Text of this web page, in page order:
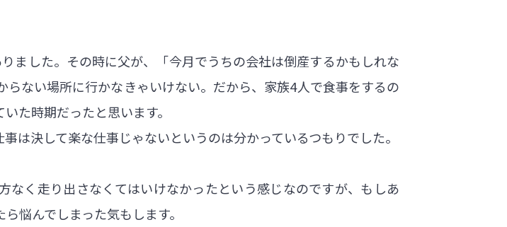
ました。その時に父が、「今月でうちの会社は倒産するかもしれな
ない場所に行かなきゃいけない。だから、家族4人で食事をするの
た時期だったと思います。
は決して楽な仕事じゃないというのは分かっているつもりでした。
く走り出さなくてはいけなかったという感じなのですが、もしあ
悩んでしまった気もします。